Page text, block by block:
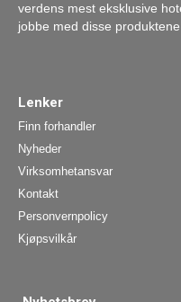
verdens mest eksklusive
jobbe med disse
Lenker
Finn forhandler
Nyheder
Virksomhetansvar
Kontakt
Personvernpolicy
Kjøpsvilkår